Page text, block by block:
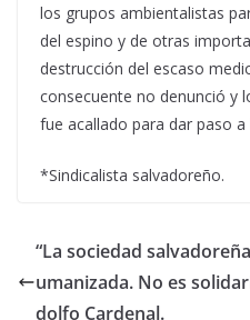
los grupos ambientalistas
del espino y de otras
destrucción del escaso
consecuente no denunció y
fue acallado para dar paso
*Sindicalista salvadoreño.
“La sociedad
umanizada. No es
dolfo Cardenal.